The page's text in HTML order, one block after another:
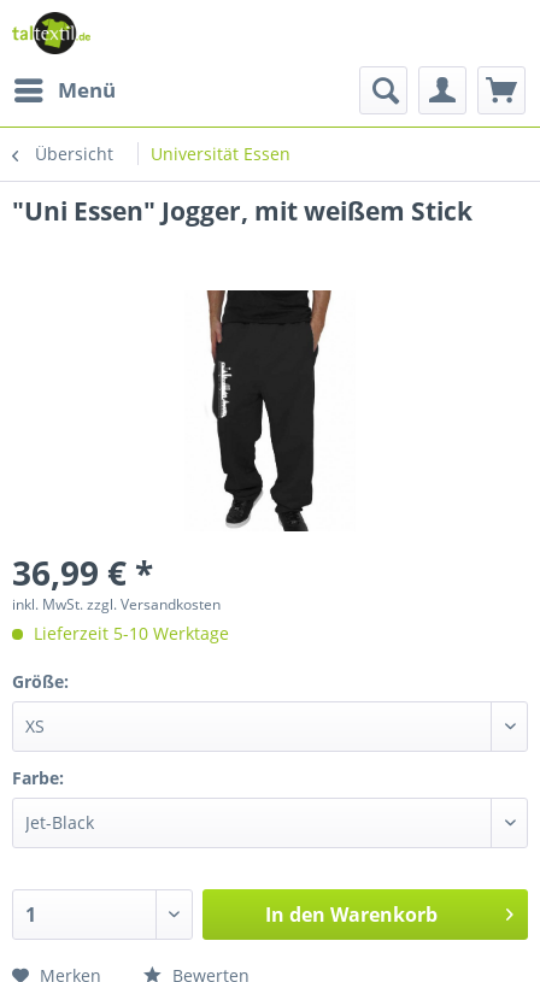
Menü
Übersicht Universität Essen
"Uni Essen" Jogger, mit weißem Stick
36,99 € *
inkl. MwSt.zzgl. Versandkosten
Lieferzeit 5-10 Werktage
Größe:
Farbe:
In den Warenkorb
Merken Bewerten